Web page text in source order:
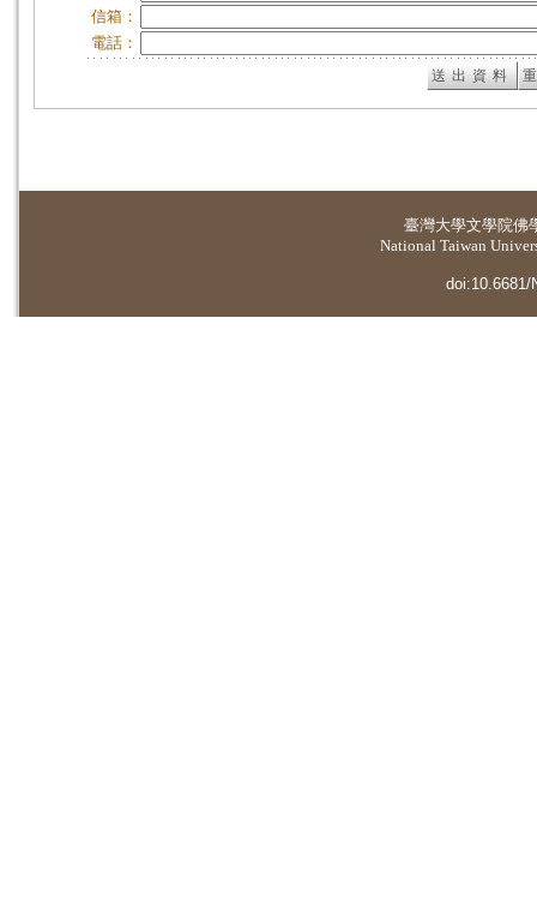
信箱：
電話：
臺灣大學文學院佛
National Taiwan
doi:10.6681/